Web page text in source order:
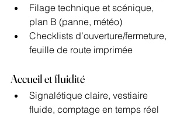
Filage technique et scénique,
plan B (panne, météo)
Checklists d’ouverture/fermeture,
feuille de route imprimée
Accueil et fluidité
Signalétique claire, vestiaire
fluide, comptage en temps réel